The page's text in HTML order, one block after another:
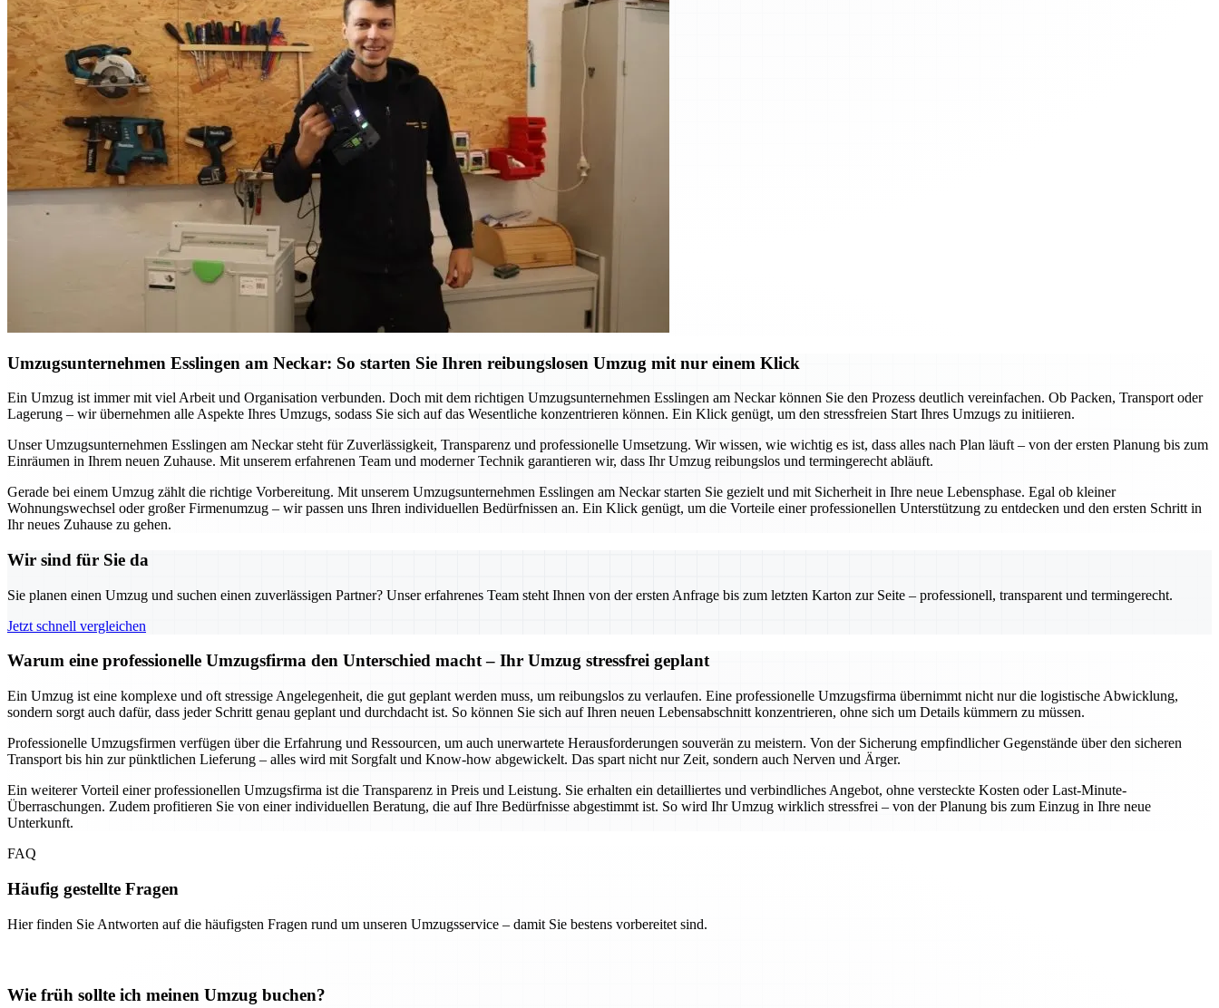
Umzugsunternehmen Esslingen am Neckar: So starten Sie Ihren reibungslosen Umzug mit nur einem Klick
Ein Umzug ist immer mit viel Arbeit und Organisation verbunden. Doch mit dem richtigen Umzugsunternehmen Esslingen am Neckar können Sie den Prozess deutlich vereinfachen. Ob Packen, Transport oder
Lagerung – wir übernehmen alle Aspekte Ihres Umzugs, sodass Sie sich auf das Wesentliche konzentrieren können. Ein Klick genügt, um den stressfreien Start Ihres Umzugs zu initiieren.
Unser Umzugsunternehmen Esslingen am Neckar steht für Zuverlässigkeit, Transparenz und professionelle Umsetzung. Wir wissen, wie wichtig es ist, dass alles nach Plan läuft – von der ersten Planung bis zum
Einräumen in Ihrem neuen Zuhause. Mit unserem erfahrenen Team und moderner Technik garantieren wir, dass Ihr Umzug reibungslos und termingerecht abläuft.
Gerade bei einem Umzug zählt die richtige Vorbereitung. Mit unserem Umzugsunternehmen Esslingen am Neckar starten Sie gezielt und mit Sicherheit in Ihre neue Lebensphase. Egal ob kleiner
Wohnungswechsel oder großer Firmenumzug – wir passen uns Ihren individuellen Bedürfnissen an. Ein Klick genügt, um die Vorteile einer professionellen Unterstützung zu entdecken und den ersten Schritt in
Ihr neues Zuhause zu gehen.
Wir sind für Sie da
Sie planen einen Umzug und suchen einen zuverlässigen Partner? Unser erfahrenes Team steht Ihnen von der ersten Anfrage bis zum letzten Karton zur Seite – professionell, transparent und termingerecht.
Jetzt schnell vergleichen
Warum eine professionelle Umzugsfirma den Unterschied macht – Ihr Umzug stressfrei geplant
Ein Umzug ist eine komplexe und oft stressige Angelegenheit, die gut geplant werden muss, um reibungslos zu verlaufen. Eine professionelle Umzugsfirma übernimmt nicht nur die logistische Abwicklung,
sondern sorgt auch dafür, dass jeder Schritt genau geplant und durchdacht ist. So können Sie sich auf Ihren neuen Lebensabschnitt konzentrieren, ohne sich um Details kümmern zu müssen.
Professionelle Umzugsfirmen verfügen über die Erfahrung und Ressourcen, um auch unerwartete Herausforderungen souverän zu meistern. Von der Sicherung empfindlicher Gegenstände über den sicheren
Transport bis hin zur pünktlichen Lieferung – alles wird mit Sorgfalt und Know-how abgewickelt. Das spart nicht nur Zeit, sondern auch Nerven und Ärger.
Ein weiterer Vorteil einer professionellen Umzugsfirma ist die Transparenz in Preis und Leistung. Sie erhalten ein detailliertes und verbindliches Angebot, ohne versteckte Kosten oder Last-Minute-
Überraschungen. Zudem profitieren Sie von einer individuellen Beratung, die auf Ihre Bedürfnisse abgestimmt ist. So wird Ihr Umzug wirklich stressfrei – von der Planung bis zum Einzug in Ihre neue
Unterkunft.
FAQ
Häufig gestellte Fragen
Hier finden Sie Antworten auf die häufigsten Fragen rund um unseren Umzugsservice – damit Sie bestens vorbereitet sind.
Wie früh sollte ich meinen Umzug buchen?